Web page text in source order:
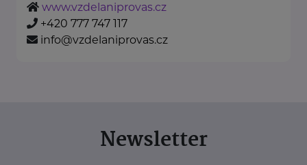
www.vzdelaniprovas.cz
+420 777 747 117
info@vzdelaniprovas.cz
Newsletter